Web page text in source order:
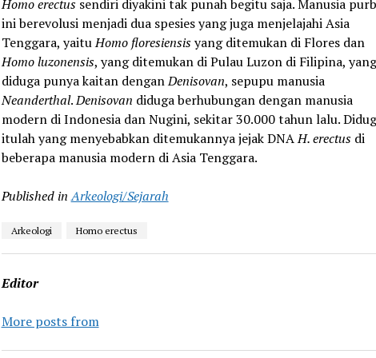
Homo erectussendiri diyakini tak punah begitu saja. Manusia
ini berevolusi menjadi dua spesies yang juga menjelajahi Asia
Tenggara, yaituHomo floresiensisyang ditemukan di Flores dan
Homo luzonensis, yang ditemukan di Pulau Luzon di Filipina, yang
diduga punya kaitan denganDenisovan, sepupu manusia
Neanderthal.Denisovan diduga berhubungan dengan manusia
modern di Indonesia dan Nugini, sekitar 30.000 tahun lalu.
itulah yang menyebabkan ditemukannya jejak DNAH. erectusdi
beberapa manusia modern di Asia Tenggara.
Published in Arkeologi/Sejarah
Arkeologi Homo erectus
Editor
More posts from